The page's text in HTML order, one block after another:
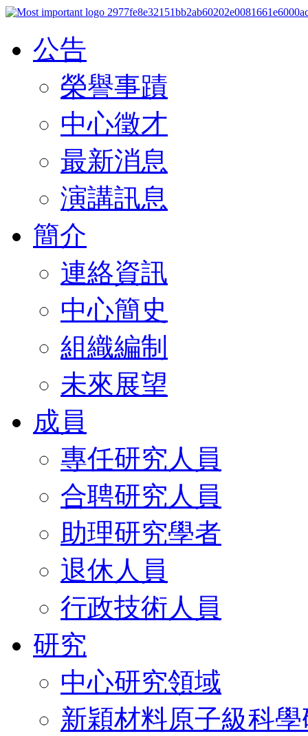
公告
榮譽事蹟
中心徵才
最新消息
演講訊息
簡介
連絡資訊
中心簡史
組織編制
未來展望
成員
專任研究人員
合聘研究人員
助理研究學者
退休人員
行政技術人員
研究
中心研究領域
新穎材料原子級科